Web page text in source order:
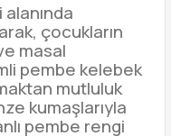
çocukların
masal
pembe kelebek
mutluluk
kumaşlarıyla
pembe rengi